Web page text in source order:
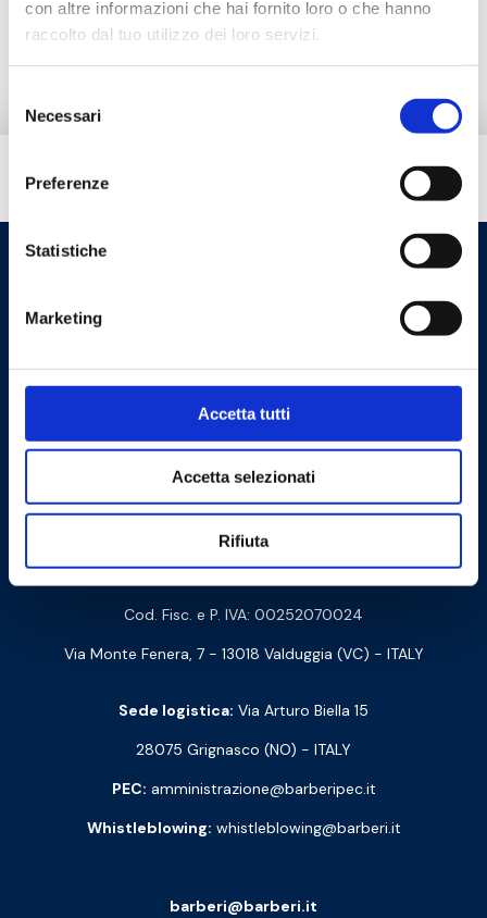
con altre informazioni che hai fornito loro o che hanno
raccolto dal tuo utilizzo dei loro servizi.
delNecessari
Preferenze
Statistiche
Marketing
Accetta tutti
Accetta selezionati
Rifiuta
Prodotti alternativi
Cookie Policy Privacy Policy
Contattaci
Cod. Fisc. e P. IVA: 00252070024
Via Monte Fenera, 7 - 13018 Valduggia (VC) - ITALY
Sede logistica: Via Arturo Biella 15
28075 Grignasco (NO) - ITALY
PEC: amministrazione@barberipec.it
Whistleblowing: whistleblowing@barberi.it
barberi@barberi.it